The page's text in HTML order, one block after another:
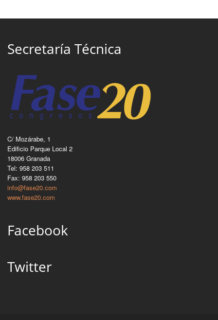
Secretaría Técnica
C/ Mozárabe, 1
Edificio Parque Local 2
18006 Granada
Tel: 958 203 511
Fax: 958 203 550
info@fase20.com
www.fase20.com
Facebook
Twitter